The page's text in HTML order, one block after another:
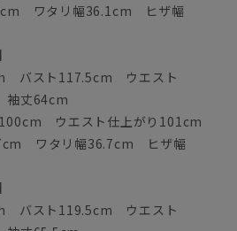
ワタリ幅36.1cm ヒザ幅
バスト117.5cm ウエスト
丈64cm
100cm ウエスト仕上がり101cm
ワタリ幅36.7cm ヒザ幅
バスト119.5cm ウエスト